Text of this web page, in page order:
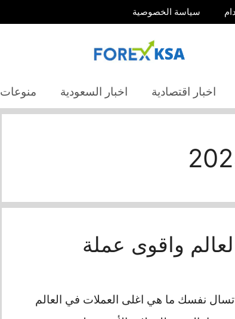
سياسة الخصوصية
اخبار اقتصادية اخبار السعودية منوعات
واقوى عملة
تسال نفسك ما هي اغلى العملات في العالم